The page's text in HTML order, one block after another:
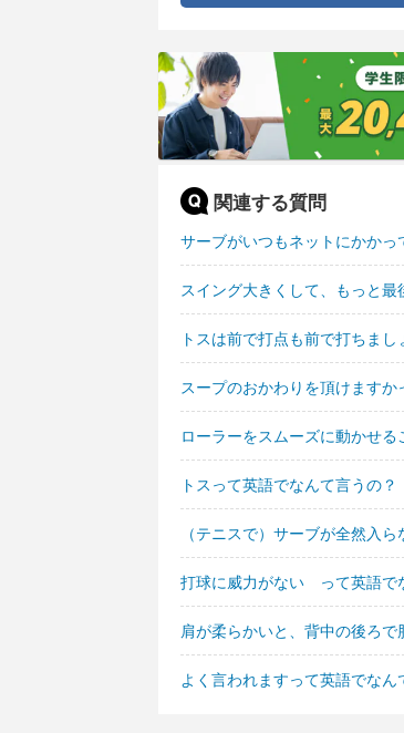
関連する質問
サーブがいつもネットにかか
スイング大きくして、もっと
トスは前で打点も前で打ちま
スープのおかわりを頂けます
ローラーをスムーズに動かせ
トスって英語でなんて言うの？
（テニスで）サーブが全然入
打球に威力がない って英語で
肩が柔らかいと、背中の後ろ
よく言われますって英語でなん